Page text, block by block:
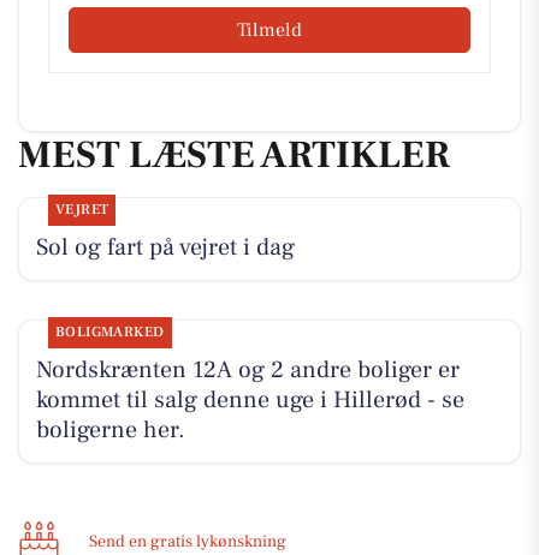
Tilmeld
MEST LÆSTE ARTIKLER
VEJRET
Sol og fart på vejret i dag
BOLIGMARKED
Nordskrænten 12A og 2 andre boliger er
kommet til salg denne uge i Hillerød - se
boligerne her.
Send en gratis lykønskning